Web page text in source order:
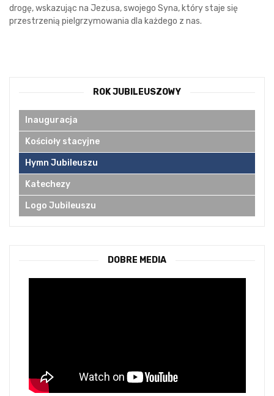
drogę, wskazując na Jezusa, swojego Syna, który staje się
przestrzenią pielgrzymowania dla każdego z nas.
ROK JUBILEUSZOWY
Inauguracja
Kościoły stacyjne
Hymn Jubileuszu
Katechezy
Logo Jubileuszu
DOBRE MEDIA